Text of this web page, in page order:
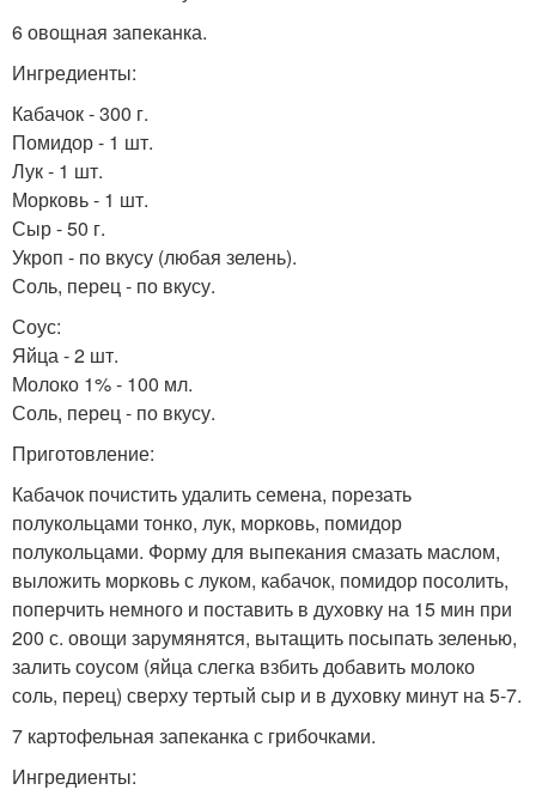
6 овощная запеканка.
Ингредиенты:
Кабачок - 300 г.
Помидор - 1 шт.
Лук - 1 шт.
Морковь - 1 шт.
Сыр - 50 г.
Укроп - по вкусу (любая зелень).
Соль, перец - по вкусу.
Соус:
Яйца - 2 шт.
Молоко 1% - 100 мл.
Соль, перец - по вкусу.
Приготовление:
Кабачок почистить удалить семена, порезать
полукольцами тонко, лук, морковь, помидор
полукольцами. Форму для выпекания смазать маслом,
выложить морковь с луком, кабачок, помидор посолить,
поперчить немного и поставить в духовку на 15 мин при
200 с. овощи зарумянятся, вытащить посыпать зеленью,
залить соусом (яйца слегка взбить добавить молоко
соль, перец) сверху тертый сыр и в духовку минут на 5-7.
7 картофельная запеканка с грибочками.
Ингредиенты: